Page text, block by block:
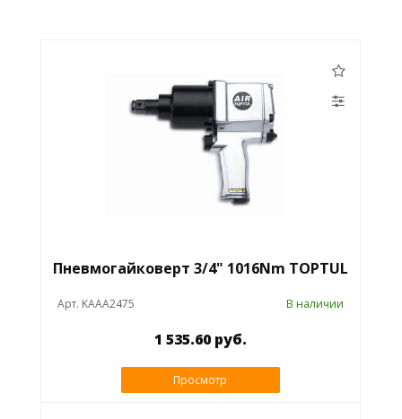
Пневмогайковерт 3/4" 1016Nm TOPTUL
Арт. KAAA2475 В наличии
1 535.60 руб.
Просмотр